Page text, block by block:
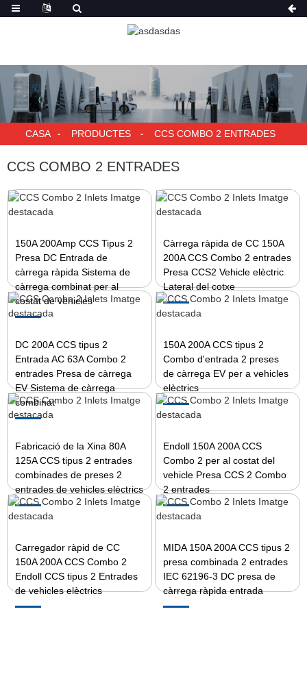
CASA PRODUCTES CCS COMBO 2 ENTRADES
CCS COMBO 2 ENTRADES
150A 200Amp CCS Tipus 2
Presa DC Entrada de
càrrega ràpida Sistema de
càrrega combinat per al
costat de vehicles
Càrrega ràpida de CC 150A
200A CCS Combo 2 entrades
Presa CCS2 Vehicle elèctric
Lateral del cotxe
DC 200A CCS tipus 2
Entrada AC 63A Combo 2
entrades Presa de càrrega
EV Sistema de càrrega
combinat
150A 200A CCS tipus 2
Combo d'entrada 2 preses
de càrrega EV per a vehicles
elèctrics
Fabricació de la Xina 80A
125A CCS tipus 2 entrades
combinades de preses 2
entrades de vehicles elèctrics
Endoll 150A 200A CCS
Combo 2 per al costat del
vehicle Presa CCS 2 Combo
2 entrades
Carregador ràpid de CC
150A 200A CCS Combo 2
Endoll CCS tipus 2 Entrades
de vehicles elèctrics
MIDA 150A 200A CCS tipus 2
presa combinada 2 entrades
IEC 62196-3 DC presa de
càrrega ràpida entrada